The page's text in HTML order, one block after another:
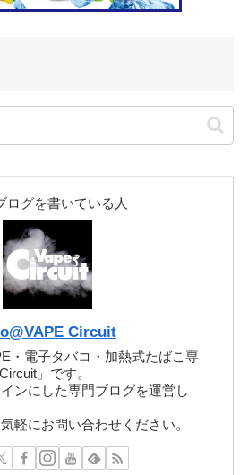
ログを書いている人
Circuit
・電子タバコ・加熱式たばこ専
」です。
ンにした専門ブログを運営し
軽にお問い合わせください。